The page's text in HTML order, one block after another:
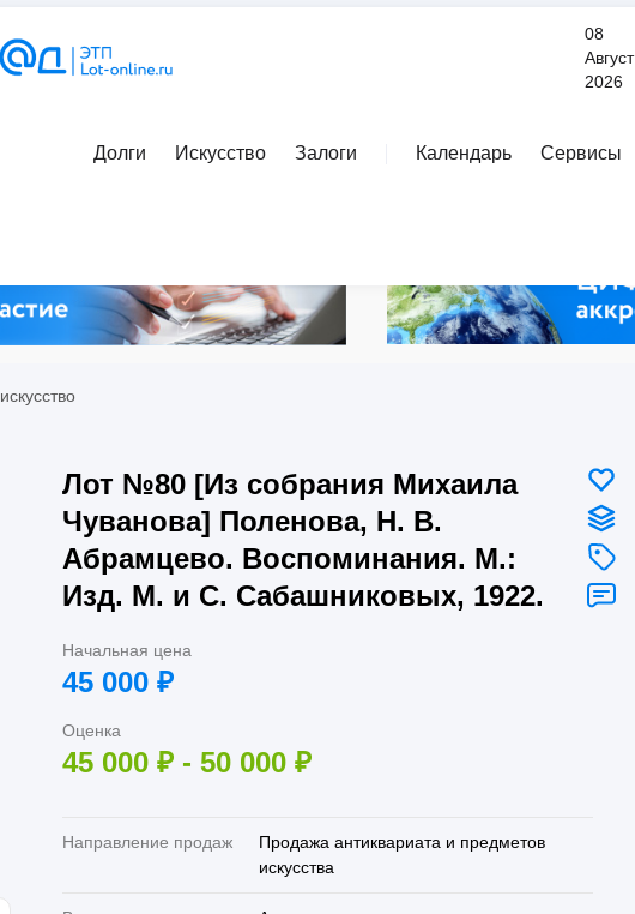
08
Август
2026
Долги Искусство Залоги Календарь Сервисы
искусство
Лот №80 [Из собрания Михаила
Чуванова] Поленова, Н. В.
Абрамцево. Воспоминания. М.:
Изд. М. и С. Сабашниковых, 1922.
Начальная цена
45 000 ₽
Оценка
45 000 ₽- 50 000 ₽
Направление продаж
Продажа антиквариата и предметов
искусства